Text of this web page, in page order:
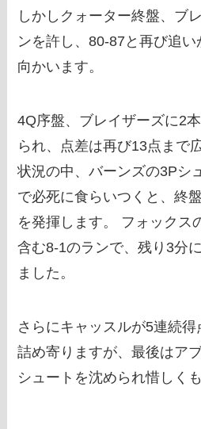
しかしクォーター終盤、ブ
ンを許し、80-87と再び追
向かいます。
4Q序盤、ブレイザーズに2
られ、点差は再び13点まで
状況の中、バーンズの3Pシ
で必死に食らいつくと、終
を発揮します。 フォックス
含む8-1のランで、残り3分
ました。
さらにキャッスルが5連続
詰め寄りますが、最後はア
シュートを沈められ惜しく